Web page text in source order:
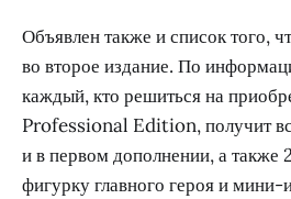
Объявлен также и список того,
во второе издание. По
каждый, кто решиться на
Professional Edition, получит
и в первом дополнении, а также
фигурку главного героя и